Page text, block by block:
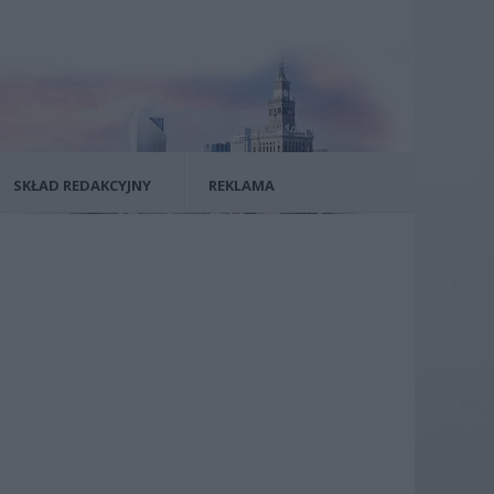
SKŁAD REDAKCYJNY REKLAMA